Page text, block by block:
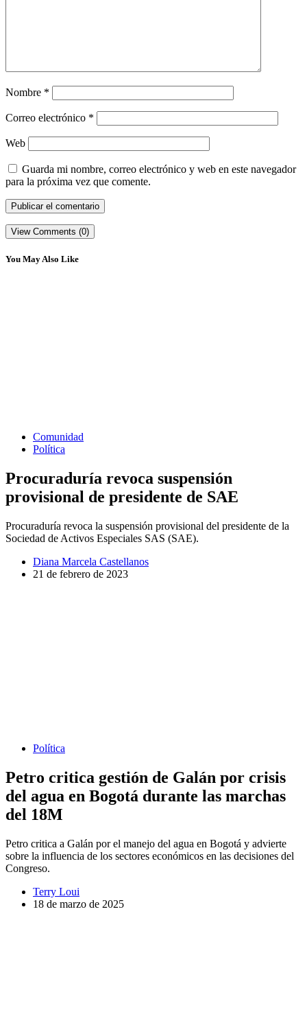
Nombre *
Correo electrónico *
Web
Guarda mi nombre, correo electrónico y web en este navegador
para la próxima vez que comente.
View Comments (0)
You May Also Like
Comunidad
Política
Procuraduría revoca suspensión
provisional de presidente de SAE
Procuraduría revoca la suspensión provisional del presidente de la
Sociedad de Activos Especiales SAS (SAE).
Diana Marcela Castellanos
21 de febrero de 2023
Política
Petro critica gestión de Galán por crisis
del agua en Bogotá durante las marchas
del 18M
Petro critica a Galán por el manejo del agua en Bogotá y advierte
sobre la influencia de los sectores económicos en las decisiones del
Congreso.
Terry Loui
18 de marzo de 2025